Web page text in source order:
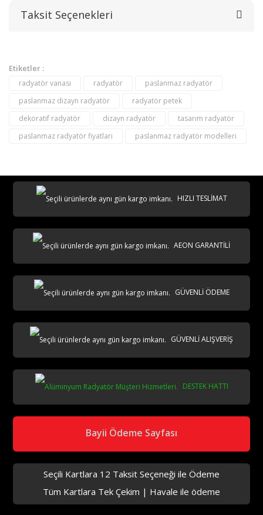
Bu ürüne ilk yorumu siz yapın!
Taksit Seçenekleri
Etiketler :
radyatör vanası radyatör
paslanmaz radyatör
paslanmaz dizayn radyatör
radyatör petek
dekoratif radyatör
dizayn radyatör
tasarım radyatör
paslanmaz radyatör fiyatları
paslanmaz radyatör modelleri
HIZLI TESLİMAT
AEON GARANTİLİ
GÜVENLİ ÖDEME
GÜVENLİ ALIŞVERİŞ
DESTEK HATTI
Bayii Ödeme Sayfası
Seçili Kartlara 12 Taksit Seçeneği ile Ödeme
Tüm Kartlara Tek Çekim | Havale ile ödeme